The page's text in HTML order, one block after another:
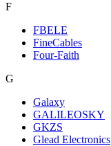
F
FBELE
FineCables
Four-Faith
G
Galaxy
GALILEOSKY
GKZS
Glead Electronics